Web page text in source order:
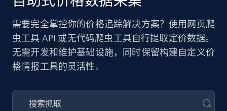
需要完全掌控你的价格追踪解决方案？使用网页爬
虫工具 API 或无代码爬虫工具自行提取定价数据。
无需开发和维护基础设施，同时保留构建自定义价
格情报工具的灵活性。